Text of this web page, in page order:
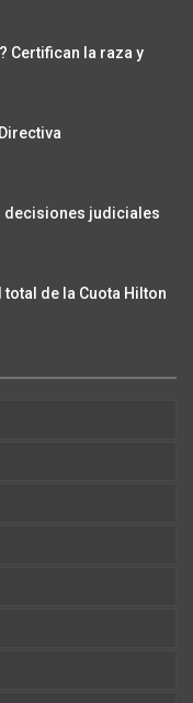
Certifican la raza y
decisiones judiciales
de la Cuota Hilton